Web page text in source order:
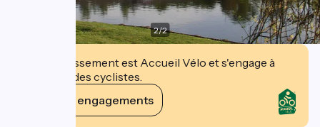
2/2
Cet établissement est Accueil Vélo et s'engage à
accueillir des cyclistes.
Voir ses engagements